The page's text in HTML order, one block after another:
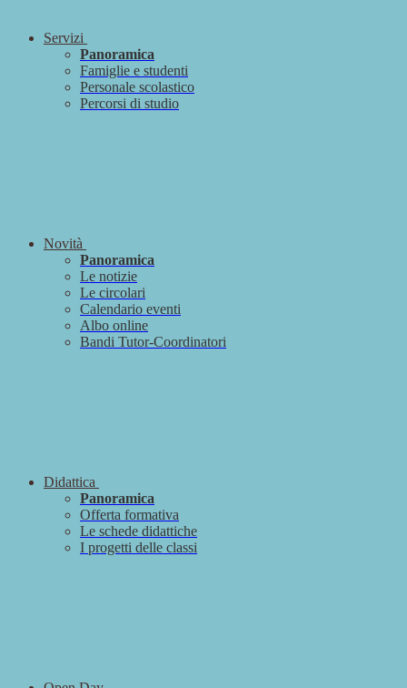
Servizi
Panoramica
Famiglie e studenti
Personale scolastico
Percorsi di studio
Novità
Panoramica
Le notizie
Le circolari
Calendario eventi
Albo online
Bandi Tutor-Coordinatori
Didattica
Panoramica
Offerta formativa
Le schede didattiche
I progetti delle classi